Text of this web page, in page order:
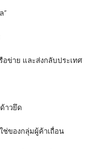
”
ข่าย และส่งกลับประเทศ
าวยึด
ช่ของกลุ่มผู้ค้าเถื่อน